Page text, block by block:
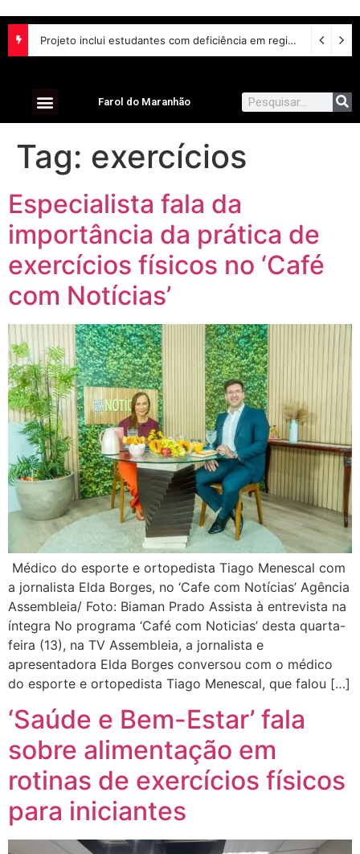
Projeto inclui estudantes com deficiência em regime escolar especial
Lei aumenta penas para violência sexual digital contra crianças e adolescentes e endurece punições
Farol do Maranhão
Tag: exercícios
Especialista fala da
importância da prática de
exercícios físicos no ‘Café
com Notícias’
Médico do esporte e ortopedista Tiago Menescal com
a jornalista Elda Borges, no ‘Cafe com Notícias’ Agência
Assembleia/ Foto: Biaman Prado Assista à entrevista na
íntegra No programa ‘Café com Noticias’ desta quarta-
feira (13), na TV Assembleia, a jornalista e
apresentadora Elda Borges conversou com o médico
do esporte e ortopedista Tiago Menescal, que falou […]
‘Saúde e Bem-Estar’ fala
sobre alimentação em
rotinas de exercícios físicos
para iniciantes